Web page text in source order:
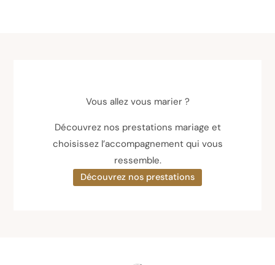
Vous allez vous marier ?
Découvrez nos prestations mariage et
choisissez l’accompagnement qui vous
ressemble.
Découvrez nos prestations